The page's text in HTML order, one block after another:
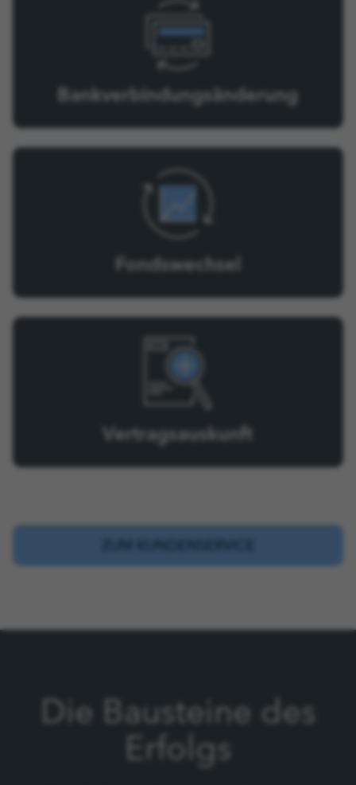
Bankverbindungs­änderung
Fondswechsel
Vertragsauskunft
Die Bausteine des
Erfolgs